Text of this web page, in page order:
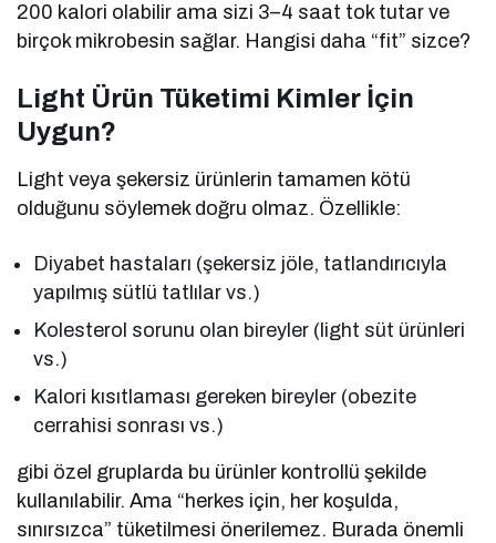
200 kalori olabilir ama sizi 3–4 saat tok tutar ve
birçok mikrobesin sağlar. Hangisi daha “fit” sizce?
Light Ürün Tüketimi Kimler İçin
Uygun?
Light veya şekersiz ürünlerin tamamen kötü
olduğunu söylemek doğru olmaz. Özellikle:
Diyabet hastaları (şekersiz jöle, tatlandırıcıyla
yapılmış sütlü tatlılar vs.)
Kolesterol sorunu olan bireyler (light süt ürünleri
vs.)
Kalori kısıtlaması gereken bireyler (obezite
cerrahisi sonrası vs.)
gibi özel gruplarda bu ürünler kontrollü şekilde
kullanılabilir. Ama “herkes için, her koşulda,
sınırsızca” tüketilmesi önerilemez. Burada önemli